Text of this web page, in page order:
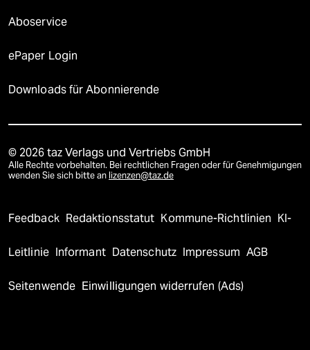
Aboservice
ePaper Login
Downloads für Abonnierende
© 2026 taz Verlags und Vertriebs GmbH
Alle Rechte vorbehalten. Bei rechtlichen Fragen oder für Genehmigungen
wenden Sie sich bitte an lizenzen@taz.de
Feedback Redaktionsstatut Kommune-Richtlinien KI-
Leitlinie Informant Datenschutz Impressum AGB
Seitenwende Einwilligungen widerrufen (Ads)